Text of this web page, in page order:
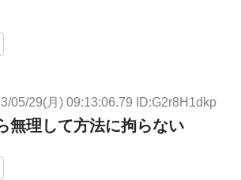
05/29(月) 09:13:06.79 ID:G2r8H1dkp
無理して方法に拘らない